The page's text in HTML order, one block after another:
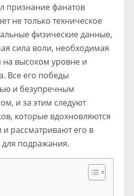
признание фанатов
не только техническое
физические данные,
сила воли, необходимая
высоком уровне и
Все его победы
и безупречным
и за этим следуют
которые вдохновляются
рассматривают его в
подражания.